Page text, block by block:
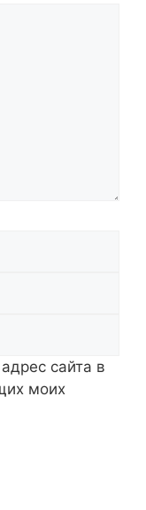
сайта в
моих